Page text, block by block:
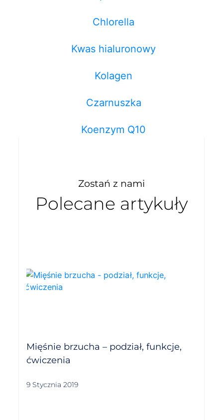
Chlorella
Kwas hialuronowy
Kolagen
Czarnuszka
Koenzym Q10
Zostań z nami
Polecane artykuły
Mięśnie brzucha – podział, funkcje,
ćwiczenia
9 Stycznia 2019